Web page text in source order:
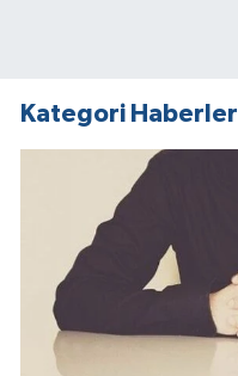
Kategori Haberler